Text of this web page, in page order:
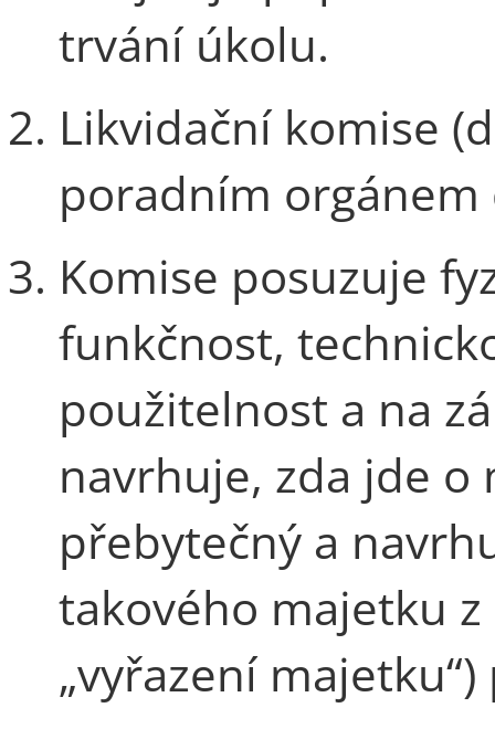
trvání úkolu.
Likvidační komise
poradním
Komise posuzuje
funkčnost,
použitelnost a na
navrhuje, zda jde
přebytečný a
takového majetku
„vyřazení